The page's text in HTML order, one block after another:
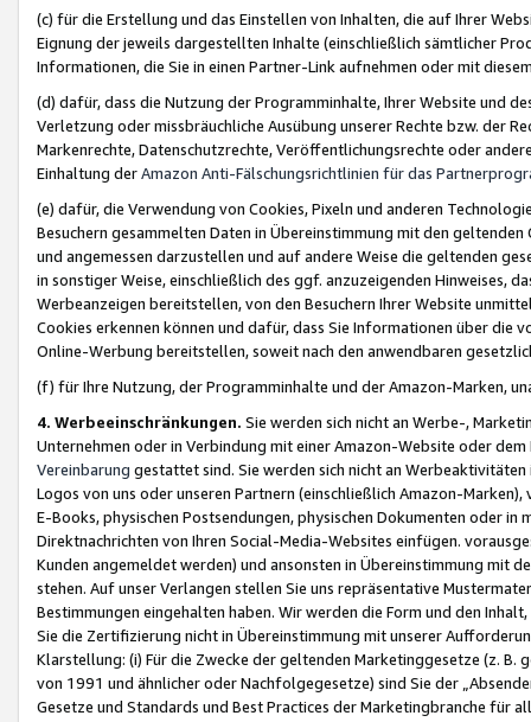
(c) für die Erstellung und das Einstellen von Inhalten, die auf Ihrer
Eignung der jeweils dargestellten Inhalte (einschließlich sämtlicher
Informationen, die Sie in einen Partner-Link aufnehmen oder mit
(d) dafür, dass die Nutzung der Programminhalte, Ihrer Website und
Verletzung oder missbräuchliche Ausübung unserer Rechte bzw. der
Markenrechte, Datenschutzrechte, Veröffentlichungsrechte oder
Einhaltung derAmazon Anti-Fälschungsrichtlinien für das
(e) dafür, die Verwendung von Cookies, Pixeln und anderen
Besuchern gesammelten Daten in Übereinstimmung mit den
und angemessen darzustellen und auf andere Weise die geltenden
in sonstiger Weise, einschließlich des ggf. anzuzeigenden Hinweises,
Werbeanzeigen bereitstellen, von den Besuchern Ihrer Website
Cookies erkennen können und dafür, dass Sie Informationen über die
Online-Werbung bereitstellen, soweit nach den anwendbaren
(f) für Ihre Nutzung, der Programminhalte und der Amazon-Marken,
4. Werbeeinschränkungen. Sie werden sich nicht an Werbe-,
Unternehmen oder in Verbindung mit einer Amazon-Website oder
Vereinbarung gestattet sind. Sie werden sich nicht an
Logos von uns oder unseren Partnern (einschließlich Amazon-
E-Books, physischen Postsendungen, physischen Dokumenten oder in
Direktnachrichten von Ihren Social-Media-Websites einfügen.
Kunden angemeldet werden) und ansonsten in Übereinstimmung mit
stehen. Auf unser Verlangen stellen Sie uns repräsentative
Bestimmungen eingehalten haben. Wir werden die Form und den
Sie die Zertifizierung nicht in Übereinstimmung mit unserer
Klarstellung: (i) Für die Zwecke der geltenden Marketinggesetze (z. B.
von 1991 und ähnlicher oder Nachfolgegesetze) sind Sie der
Gesetze und Standards und Best Practices der Marketingbranche für